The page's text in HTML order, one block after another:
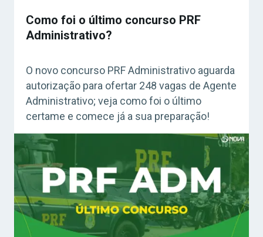
Como foi o último concurso PRF
Administrativo?
O novo concurso PRF Administrativo aguarda
autorização para ofertar 248 vagas de Agente
Administrativo; veja como foi o último
certame e comece já a sua preparação!